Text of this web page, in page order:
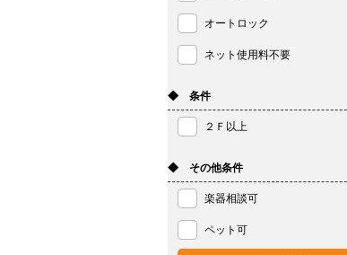
オートロック
ネット使用料不要
◆ 条件
２Ｆ以上
◆ その他条件
楽器相談可
ペット可